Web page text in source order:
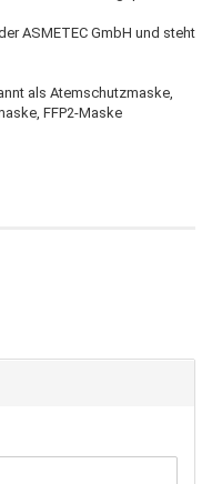
ASMETEC GmbH und steht
als Atemschutzmaske,
FFP2-Maske